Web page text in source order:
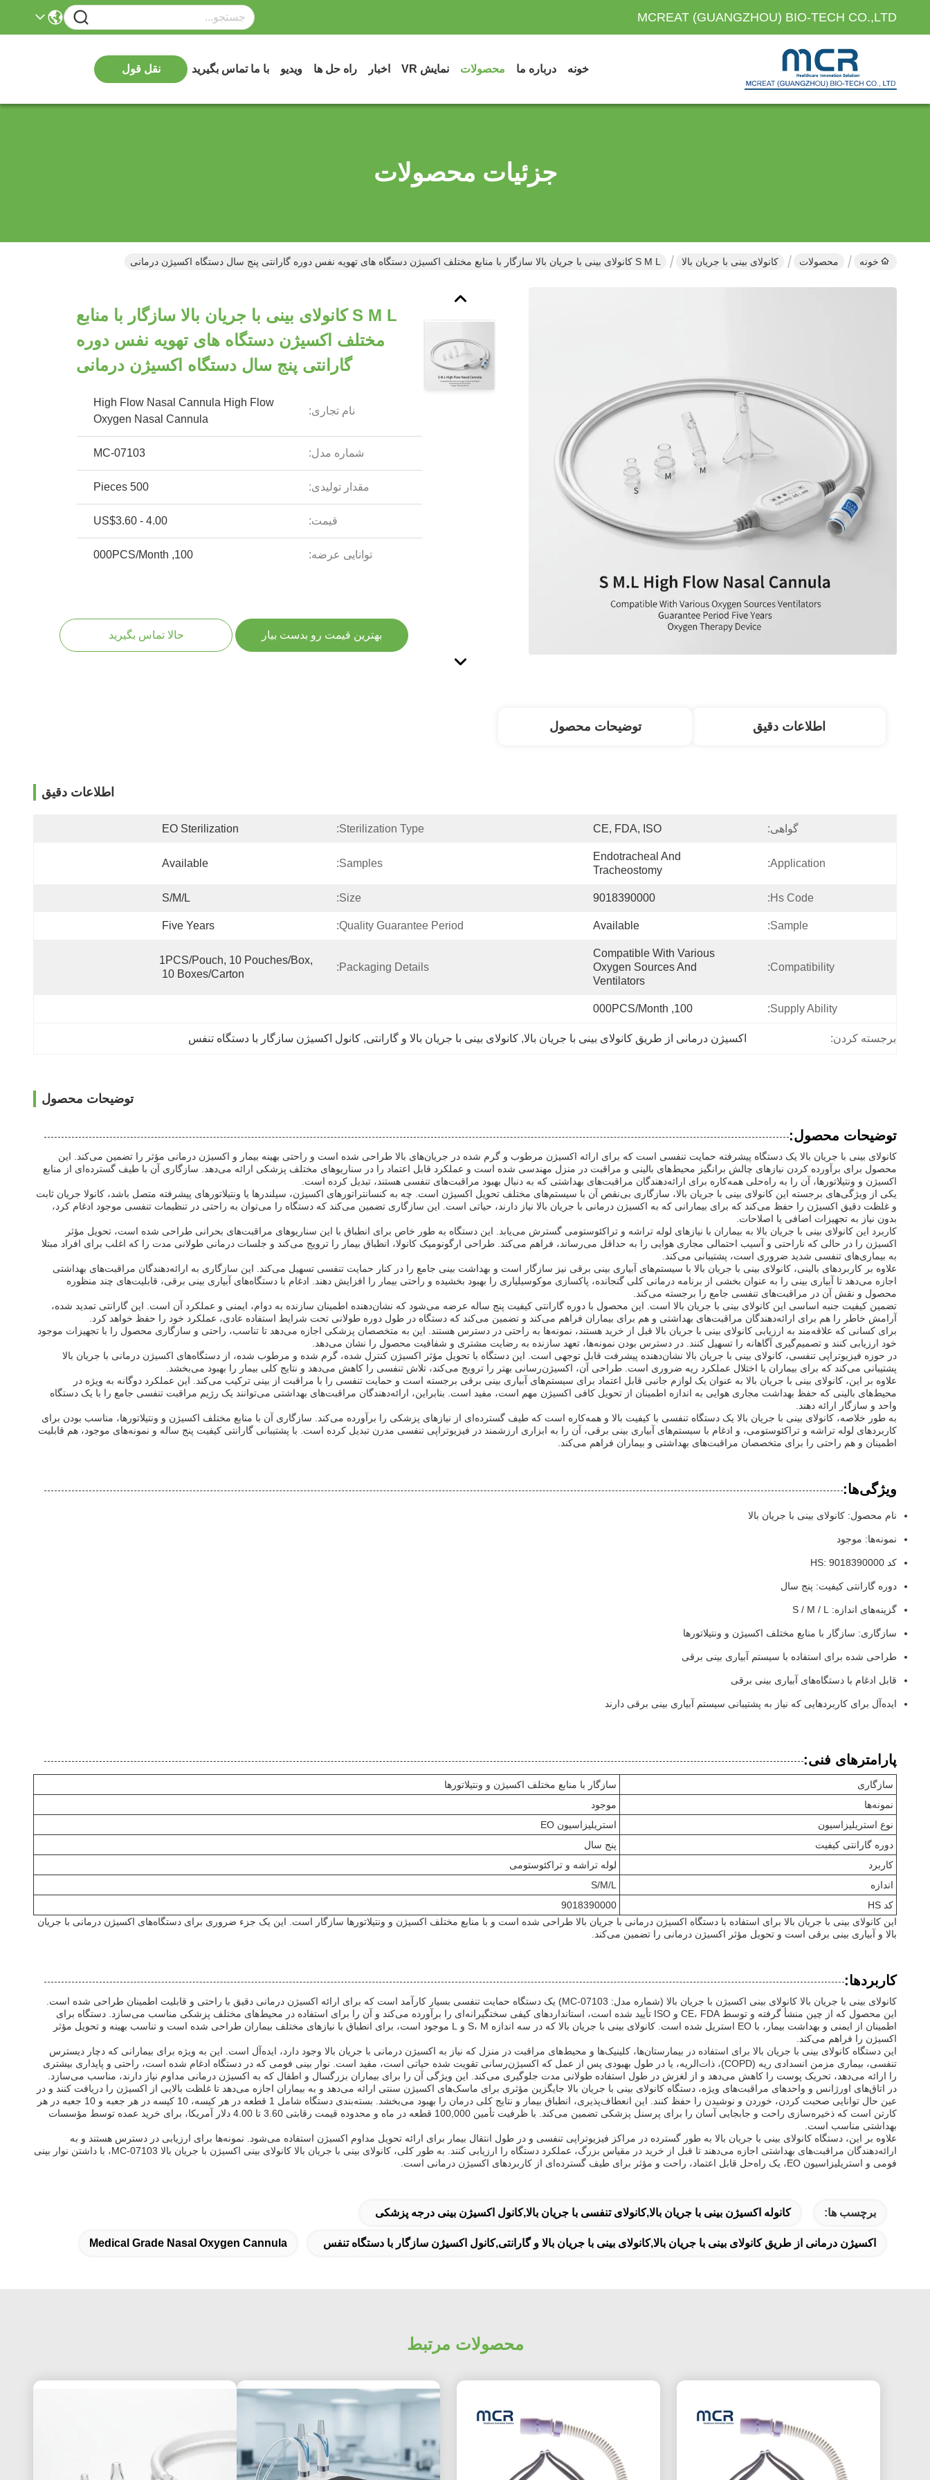
MCREAT (GUANGZHOU) BIO-TECH CO.,LTD
خونه درباره ما محصولات نمایش VR اخبار راه حل ها ویدیو با ما تماس بگیرید نقل قول
جزئیات محصولات
خونه محصولات کانولای بینی با جریان بالا S M L کانولای بینی با جریان بالا سازگار با منابع مختلف اکسیژن دستگاه های تهویه نفس دوره گارانتی پنج سال دستگاه اکسیژن درمانی
S M L کانولای بینی با جریان بالا سازگار با منابع
مختلف اکسیژن دستگاه های تهویه نفس دوره
گارانتی پنج سال دستگاه اکسیژن درمانی
نام تجاری:
High Flow Nasal Cannula High Flow
Oxygen Nasal Cannula
شماره مدل: MC-07103
مقدار تولیدی: 500 Pieces
قیمت: US$3.60 - 4.00
توانایی عرضه: 100, 000PCS/Month
بهترین قیمت رو بدست بیار حالا تماس بگیرید
اطلاعات دقیق توضیحات محصول
اطلاعات دقیق
گواهی: CE, FDA, ISO
Sterilization Type:
EO Sterilization
Application:
Endotracheal And
Tracheostomy
Samples:
Available
Hs Code:
9018390000
Size:
S/M/L
Sample:
Available
Quality Guarantee Period:
Five Years
Compatibility:
Compatible With Various
Oxygen Sources And
Ventilators
Packaging Details:
1PCS/Pouch, 10 Pouches/Box,
10 Boxes/Carton
Supply Ability:
100, 000PCS/Month
برجسته کردن: اکسیژن درمانی از طریق کانولای بینی با جریان بالا, کانولای بینی با جریان بالا و گارانتی, کانول اکسیژن سازگار با دستگاه تنفس
توضیحات محصول
توضیحات محصول:
کانولای بینی با جریان بالا یک دستگاه پیشرفته حمایت تنفسی است که برای ارائه اکسیژن مرطوب و گرم شده در جریان‌های بالا طراحی شده است و راحتی بهینه بیمار و اکسیژن درمانی مؤثر را تضمین می‌کند. این
محصول برای برآورده کردن نیازهای چالش برانگیز محیط‌های بالینی و مراقبت در منزل مهندسی شده است و عملکرد قابل اعتماد را در سناریوهای مختلف پزشکی ارائه می‌دهد. سازگاری آن با طیف گسترده‌ای از منابع
اکسیژن و ونتیلاتورها، آن را به راه‌حلی همه‌کاره برای ارائه‌دهندگان مراقبت‌های بهداشتی که به دنبال بهبود مراقبت‌های تنفسی هستند، تبدیل کرده است.
یکی از ویژگی‌های برجسته این کانولای بینی با جریان بالا، سازگاری بی‌نقص آن با سیستم‌های مختلف تحویل اکسیژن است. چه به کنسانتراتورهای اکسیژن، سیلندرها یا ونتیلاتورهای پیشرفته متصل باشد، کانولا جریان ثابت
و غلظت دقیق اکسیژن را حفظ می‌کند که برای بیمارانی که به اکسیژن درمانی با جریان بالا نیاز دارند، حیاتی است. این سازگاری تضمین می‌کند که دستگاه را می‌توان به راحتی در تنظیمات تنفسی موجود ادغام کرد،
بدون نیاز به تجهیزات اضافی یا اصلاحات.
کاربرد این کانولای بینی با جریان بالا به بیماران با نیازهای لوله تراشه و تراکئوستومی گسترش می‌یابد. این دستگاه به طور خاص برای انطباق با این سناریوهای مراقبت‌های بحرانی طراحی شده است، تحویل مؤثر
اکسیژن را در حالی که ناراحتی و آسیب احتمالی مجاری هوایی را به حداقل می‌رساند، فراهم می‌کند. طراحی ارگونومیک کانولا، انطباق بیمار را ترویج می‌کند و جلسات درمانی طولانی مدت را که اغلب برای افراد مبتلا
به بیماری‌های تنفسی شدید ضروری است، پشتیبانی می‌کند.
علاوه بر کاربردهای بالینی، کانولای بینی با جریان بالا با سیستم‌های آبیاری بینی برقی نیز سازگار است و بهداشت بینی جامع را در کنار حمایت تنفسی تسهیل می‌کند. این سازگاری به ارائه‌دهندگان مراقبت‌های بهداشتی
اجازه می‌دهد تا آبیاری بینی را به عنوان بخشی از برنامه درمانی کلی گنجانده، پاکسازی موکوسیلیاری را بهبود بخشیده و راحتی بیمار را افزایش دهند. ادغام با دستگاه‌های آبیاری بینی برقی، قابلیت‌های چند منظوره
محصول و نقش آن در مراقبت‌های تنفسی جامع را برجسته می‌کند.
تضمین کیفیت جنبه اساسی این کانولای بینی با جریان بالا است. این محصول با دوره گارانتی کیفیت پنج ساله عرضه می‌شود که نشان‌دهنده اطمینان سازنده به دوام، ایمنی و عملکرد آن است. این گارانتی تمدید شده،
آرامش خاطر را هم برای ارائه‌دهندگان مراقبت‌های بهداشتی و هم برای بیماران فراهم می‌کند و تضمین می‌کند که دستگاه در طول دوره طولانی تحت شرایط استفاده عادی، عملکرد خود را حفظ خواهد کرد.
برای کسانی که علاقه‌مند به ارزیابی کانولای بینی با جریان بالا قبل از خرید هستند، نمونه‌ها به راحتی در دسترس هستند. این به متخصصان پزشکی اجازه می‌دهد تا تناسب، راحتی و سازگاری محصول را با تجهیزات موجود
خود ارزیابی کنند و تصمیم‌گیری آگاهانه را تسهیل کنند. در دسترس بودن نمونه‌ها، تعهد سازنده به رضایت مشتری و شفافیت محصول را نشان می‌دهد.
در حوزه فیزیوتراپی تنفسی، کانولای بینی با جریان بالا نشان‌دهنده پیشرفت قابل توجهی است. این دستگاه با تحویل مؤثر اکسیژن کنترل شده، گرم شده و مرطوب شده، از دستگاه‌های اکسیژن درمانی با جریان بالا
پشتیبانی می‌کند که برای بیماران با اختلال عملکرد ریه ضروری است. طراحی آن، اکسیژن‌رسانی بهتر را ترویج می‌کند، تلاش تنفسی را کاهش می‌دهد و نتایج کلی بیمار را بهبود می‌بخشد.
علاوه بر این، کانولای بینی با جریان بالا به عنوان یک لوازم جانبی قابل اعتماد برای سیستم‌های آبیاری بینی برقی برجسته است و حمایت تنفسی را با مراقبت از بینی ترکیب می‌کند. این عملکرد دوگانه به ویژه در
محیط‌های بالینی که حفظ بهداشت مجاری هوایی به اندازه اطمینان از تحویل کافی اکسیژن مهم است، مفید است. بنابراین، ارائه‌دهندگان مراقبت‌های بهداشتی می‌توانند یک رژیم مراقبت تنفسی جامع را با یک دستگاه
واحد و سازگار ارائه دهند.
به طور خلاصه، کانولای بینی با جریان بالا یک دستگاه تنفسی با کیفیت بالا و همه‌کاره است که طیف گسترده‌ای از نیازهای پزشکی را برآورده می‌کند. سازگاری آن با منابع مختلف اکسیژن و ونتیلاتورها، مناسب بودن برای
کاربردهای لوله تراشه و تراکئوستومی، و ادغام با سیستم‌های آبیاری بینی برقی، آن را به ابزاری ارزشمند در فیزیوتراپی تنفسی مدرن تبدیل کرده است. با پشتیبانی گارانتی کیفیت پنج ساله و نمونه‌های موجود، هم قابلیت
اطمینان و هم راحتی را برای متخصصان مراقبت‌های بهداشتی و بیماران فراهم می‌کند.
ویژگی‌ها:
نام محصول: کانولای بینی با جریان بالا
نمونه‌ها: موجود
کد HS: 9018390000
دوره گارانتی کیفیت: پنج سال
گزینه‌های اندازه: S / M / L
سازگاری: سازگار با منابع مختلف اکسیژن و ونتیلاتورها
طراحی شده برای استفاده با سیستم آبیاری بینی برقی
قابل ادغام با دستگاه‌های آبیاری بینی برقی
ایده‌آل برای کاربردهایی که نیاز به پشتیبانی سیستم آبیاری بینی برقی دارند
پارامترهای فنی:
سازگاری
سازگار با منابع مختلف اکسیژن و ونتیلاتورها
نمونه‌ها
موجود
نوع استریلیزاسیون
استریلیزاسیون EO
دوره گارانتی کیفیت
پنج سال
کاربرد
لوله تراشه و تراکئوستومی
اندازه
S/M/L
کد HS
9018390000
این کانولای بینی با جریان بالا برای استفاده با دستگاه اکسیژن درمانی با جریان بالا طراحی شده است و با منابع مختلف اکسیژن و ونتیلاتورها سازگار است. این یک جزء ضروری برای دستگاه‌های اکسیژن درمانی با جریان
بالا و آبیاری بینی برقی است و تحویل مؤثر اکسیژن درمانی را تضمین می‌کند.
کاربردها:
کانولای بینی با جریان بالا کانولای بینی اکسیژن با جریان بالا (شماره مدل: MC-07103) یک دستگاه حمایت تنفسی بسیار کارآمد است که برای ارائه اکسیژن درمانی دقیق با راحتی و قابلیت اطمینان طراحی شده است.
این محصول که از چین منشأ گرفته و توسط CE، FDA و ISO تأیید شده است، استانداردهای کیفی سختگیرانه‌ای را برآورده می‌کند و آن را برای استفاده در محیط‌های مختلف پزشکی مناسب می‌سازد. دستگاه برای
اطمینان از ایمنی و بهداشت بیمار، با EO استریل شده است. کانولای بینی با جریان بالا که در سه اندازه S، M و L موجود است، برای انطباق با نیازهای مختلف بیماران طراحی شده است و تناسب بهینه و تحویل مؤثر
اکسیژن را فراهم می‌کند.
این دستگاه کانولای بینی با جریان بالا برای استفاده در بیمارستان‌ها، کلینیک‌ها و محیط‌های مراقبت در منزل که نیاز به اکسیژن درمانی با جریان بالا وجود دارد، ایده‌آل است. این به ویژه برای بیمارانی که دچار دیسترس
تنفسی، بیماری مزمن انسدادی ریه (COPD)، ذات‌الریه، یا در طول بهبودی پس از عمل که اکسیژن‌رسانی تقویت شده حیاتی است، مفید است. نوار بینی فومی که در دستگاه ادغام شده است، راحتی و پایداری بیشتری
را ارائه می‌دهد، تحریک پوست را کاهش می‌دهد و از لغزش در طول استفاده طولانی مدت جلوگیری می‌کند. این ویژگی آن را برای بیماران بزرگسال و اطفال که به اکسیژن درمانی مداوم نیاز دارند، مناسب می‌سازد.
در اتاق‌های اورژانس و واحدهای مراقبت‌های ویژه، دستگاه کانولای بینی با جریان بالا جایگزین مؤثری برای ماسک‌های اکسیژن سنتی ارائه می‌دهد و به بیماران اجازه می‌دهد تا غلظت بالایی از اکسیژن را دریافت کنند و در
عین حال توانایی صحبت کردن، خوردن و نوشیدن را حفظ کنند. این انعطاف‌پذیری، انطباق بیمار و نتایج کلی درمان را بهبود می‌بخشد. بسته‌بندی دستگاه شامل 1 قطعه در هر کیسه، 10 کیسه در هر جعبه و 10 جعبه در هر
کارتن است که ذخیره‌سازی راحت و جابجایی آسان را برای پرسنل پزشکی تضمین می‌کند. با ظرفیت تأمین 100,000 قطعه در ماه و محدوده قیمت رقابتی 3.60 تا 4.00 دلار آمریکا، برای خرید عمده توسط مؤسسات
بهداشتی مناسب است.
علاوه بر این، دستگاه کانولای بینی با جریان بالا به طور گسترده در مراکز فیزیوتراپی تنفسی و در طول انتقال بیمار برای ارائه تحویل مداوم اکسیژن استفاده می‌شود. نمونه‌ها برای ارزیابی در دسترس هستند و به
ارائه‌دهندگان مراقبت‌های بهداشتی اجازه می‌دهند تا قبل از خرید در مقیاس بزرگ، عملکرد دستگاه را ارزیابی کنند. به طور کلی، کانولای بینی با جریان بالا کانولای بینی اکسیژن با جریان بالا MC-07103، با داشتن نوار بینی
فومی و استریلیزاسیون EO، یک راه‌حل قابل اعتماد، راحت و مؤثر برای طیف گسترده‌ای از کاربردهای اکسیژن درمانی است.
برچسب ها: کانوله اکسیژن بینی با جریان بالا,کانولای تنفسی با جریان بالا,کانول اکسیژن بینی درجه پزشکی
اکسیژن درمانی از طریق کانولای بینی با جریان بالا,کانولای بینی با جریان بالا و گارانتی,کانول اکسیژن سازگار با دستگاه تنفس Medical Grade Nasal Oxygen Cannula
محصولات مرتبط